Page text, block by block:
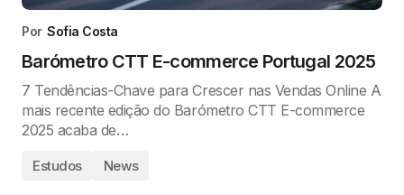
Por Sofia Costa
Barómetro CTT E-commerce Portugal 2025
7 Tendências-Chave para Crescer nas Vendas Online A
mais recente edição do Barómetro CTT E-commerce
2025 acaba de…
Estudos News